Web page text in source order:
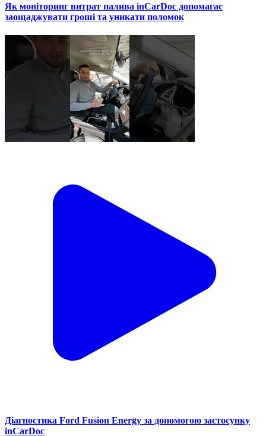
Як моніторинг витрат палива inCarDoc допомагає
заощаджувати гроші та уникати поломок
Діагностика Ford Fusion Energy за допомогою застосунку
inCarDoc